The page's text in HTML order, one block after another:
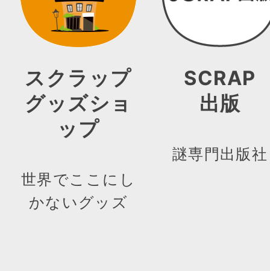
スクラップ
グッズショ
ップ
世界でここにし
かないグッズ
SCRAP
出版
謎専門出版社